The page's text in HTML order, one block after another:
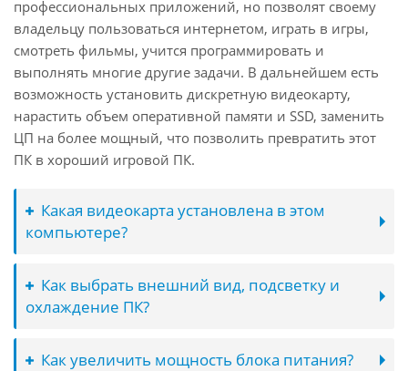
профессиональных приложений, но позволят своему
владельцу пользоваться интернетом, играть в игры,
смотреть фильмы, учится программировать и
выполнять многие другие задачи. В дальнейшем есть
возможность установить дискретную видеокарту,
нарастить объем оперативной памяти и SSD, заменить
ЦП на более мощный, что позволить превратить этот
ПК в хороший игровой ПК.
Какая видеокарта установлена в этом
компьютере?
Как выбрать внешний вид, подсветку и
охлаждение ПК?
Как увеличить мощность блока питания?